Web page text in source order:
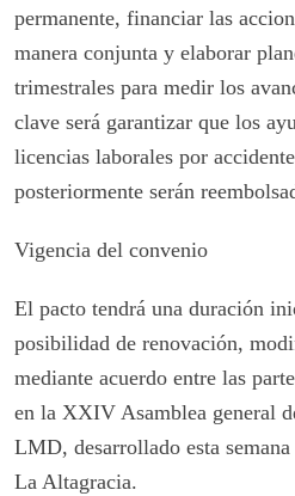
permanente, financiar las
manera conjunta y elaborar
trimestrales para medir los
clave será garantizar que los
licencias laborales por
posteriormente serán
Vigencia del convenio
El pacto tendrá una duración
posibilidad de renovación,
mediante acuerdo entre las
en la XXIV Asamblea general
LMD, desarrollado esta
La Altagracia.